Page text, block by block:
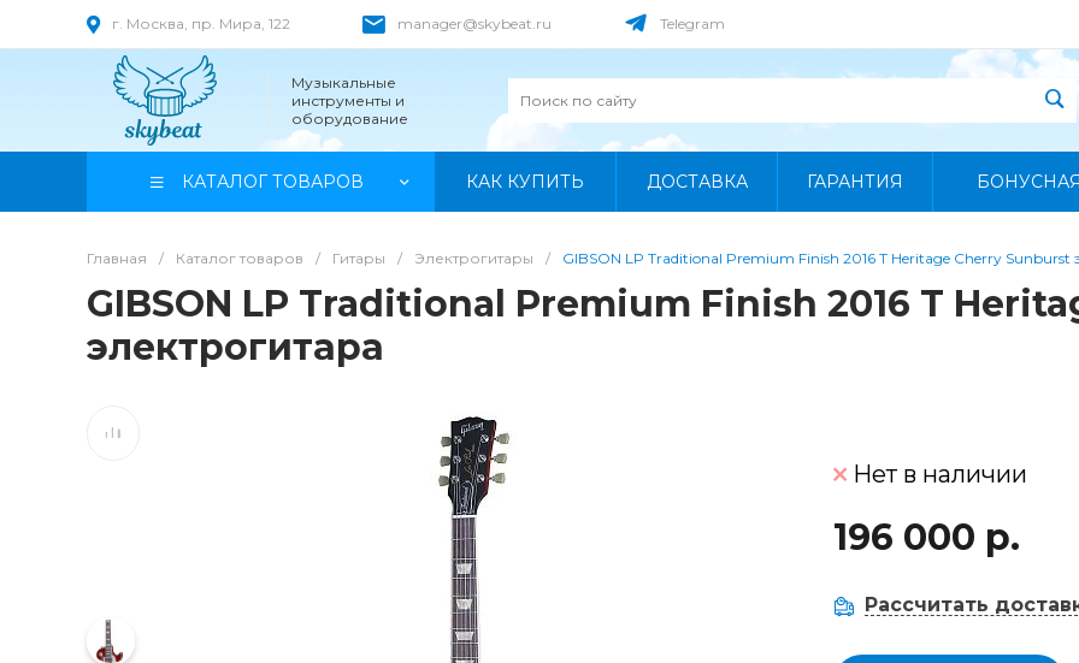
г. Москва, пр. Мира, 122 manager@skybeat.ru Telegram
Музыкальные
инструменты и
оборудование
КАТАЛОГ ТОВАРОВ КАК КУПИТЬ ДОСТАВКА ГАРАНТИЯ
Главная / Каталог товаров / Гитары / Электрогитары / GIBSON LP Traditional Premium Finish 2016 T Heritage Cherry Sunburst
GIBSON LP Traditional Premium Finish 2016 T
электрогитара
Нет в наличии
196 000 р.
Рассчитать